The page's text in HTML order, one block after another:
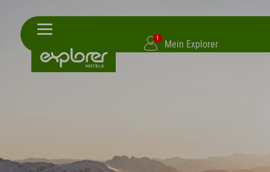
1
Mein Explorer